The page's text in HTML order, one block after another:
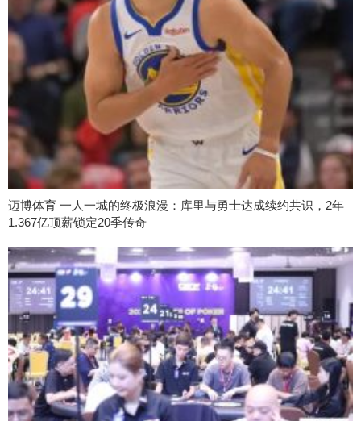
迈博体育 一人一城的终极浪漫：库里与勇士达成续约共识，2年
1.367亿顶薪锁定20季传奇